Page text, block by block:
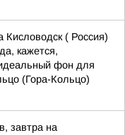
Кисловодск ( Россия)
кажется,
фон для
(Гора-Кольцо)
завтра на